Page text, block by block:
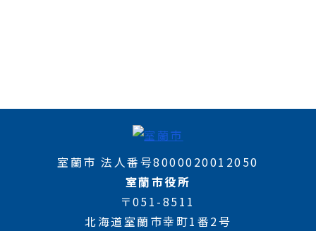
室蘭市 法人番号8000020012050
室蘭市役所
〒051-8511
北海道室蘭市幸町1番2号